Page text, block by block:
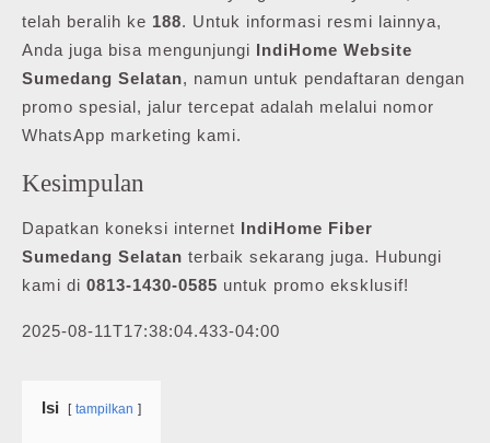
telah beralih ke 188. Untuk informasi resmi lainnya,
Anda juga bisa mengunjungi
IndiHome Website
Sumedang Selatan, namun untuk pendaftaran dengan
promo spesial, jalur tercepat adalah melalui nomor
WhatsApp marketing kami.
Kesimpulan
Dapatkan koneksi internet
IndiHome Fiber
Sumedang Selatan terbaik sekarang juga. Hubungi
kami di 0813-1430-0585 untuk promo eksklusif!
2025-08-11T17:38:04.433-04:00
Isi tampilkan